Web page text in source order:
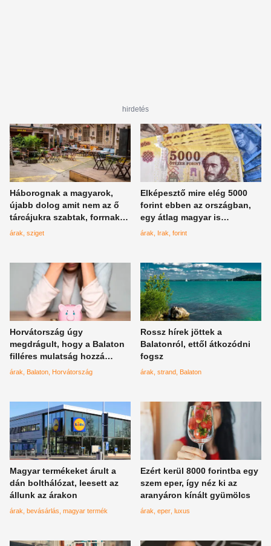
hirdetés
Háborognak a magyarok,
újabb dolog amit nem az ő
tárcájukra szabtak, forrnak
az indulatok
árak sziget
Elképesztő mire elég 5000
forint ebben az országban,
egy átlag magyar is
milliomos lenne
árak Irak forint
Horvátország úgy
megdrágult, hogy a Balaton
filléres mulatság hozzá
képest
árak Balaton Horvátország
Rossz hírek jöttek a
Balatonról, ettől átkozódni
fogsz
árak strand Balaton
Magyar termékeket árult a
dán bolthálózat, leesett az
állunk az árakon
árak bevásárlás magyar termék
Ezért kerül 8000 forintba egy
szem eper, így néz ki az
aranyáron kínált gyümölcs
árak eper luxus